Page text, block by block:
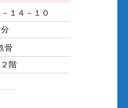
１４－１０
骨
階